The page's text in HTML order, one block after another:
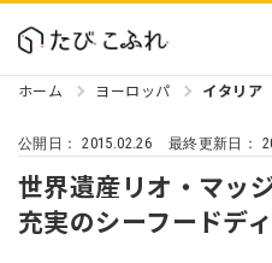
ホーム ヨーロッパ イタリア
公開日：2015.02.26 最終更新日：
世界遺産リオ・マッ
充実のシーフードデ